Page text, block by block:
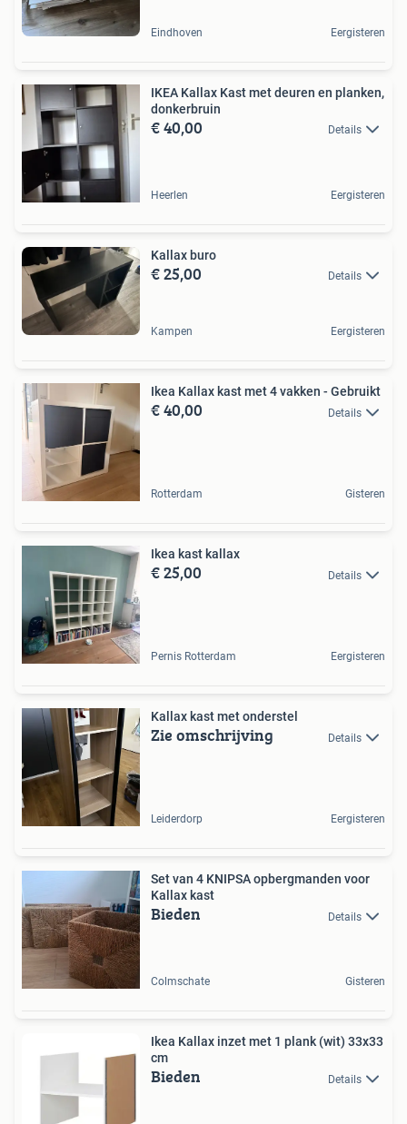
Eindhoven Eergisteren
IKEA Kallax Kast met deuren en planken,
donkerbruin
€ 40,00 Details
Heerlen Eergisteren
Kallax buro
€ 25,00 Details
Kampen Eergisteren
Ikea Kallax kast met 4 vakken - Gebruikt
€ 40,00 Details
Rotterdam Gisteren
Ikea kast kallax
€ 25,00 Details
Pernis Rotterdam Eergisteren
Kallax kast met onderstel
Zie omschrijving Details
Leiderdorp Eergisteren
Set van 4 KNIPSA opbergmanden voor
Kallax kast
Bieden Details
Colmschate Gisteren
Ikea Kallax inzet met 1 plank (wit) 33x33
cm
Bieden Details